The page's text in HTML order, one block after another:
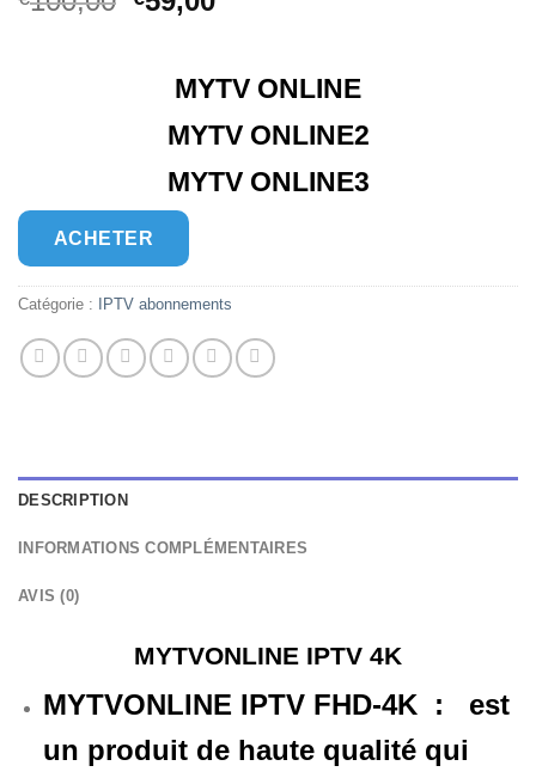
était :est :
MYTV ONLINE
MYTV ONLINE2
MYTV ONLINE3
ACHETER
Catégorie : IPTV abonnements
DESCRIPTION
INFORMATIONS COMPLÉMENTAIRES
AVIS (0)
MYTVONLINE IPTV 4K
MYTVONLINE IPTV FHD-4K : est
un produit de haute qualité qui